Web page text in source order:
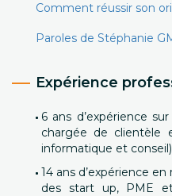
Comment réussir son
Paroles de Stéphanie
Expérience
6 ans d’expérience
chargée de clientèle
informatique et conseil)
14 ans d’expérience
des start up, PME